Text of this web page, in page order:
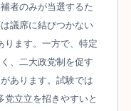
者のみが当選するた
議席に結びつかない
ります。一方で、特定
、二大政党制を促す
あります。試験では
立立を招きやすいと